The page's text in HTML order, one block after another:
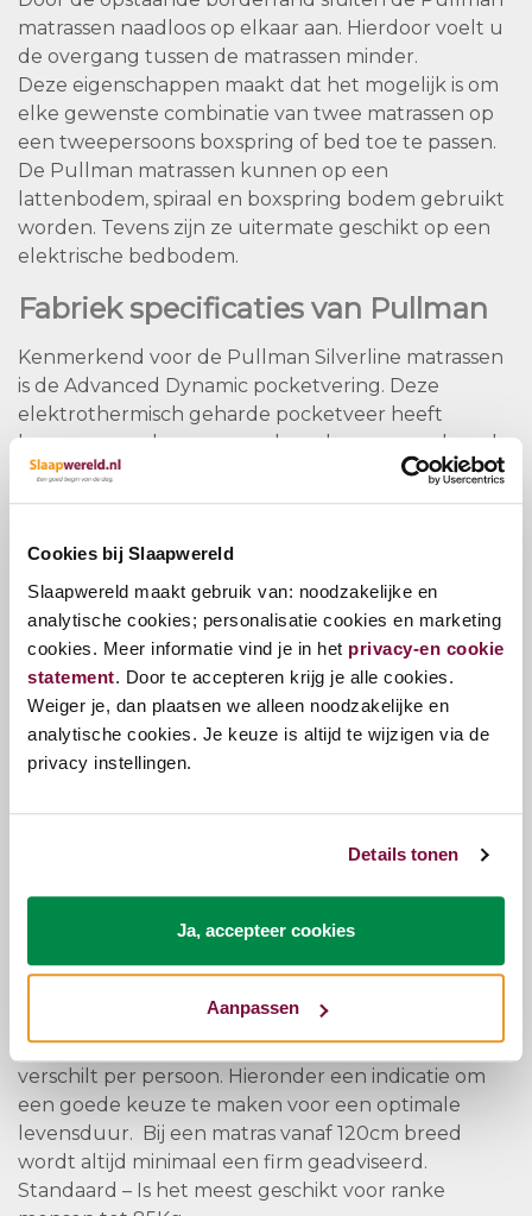
Cookies bij Slaapwereld
Slaapwereld maakt gebruik van: noodzakelijke en
analytische cookies; personalisatie cookies en marketing
cookies. Meer informatie vind je in het privacy-en cookie
statement. Door te accepteren krijg je alle cookies.
Weiger je, dan plaatsen we alleen noodzakelijke en
analytische cookies. Je keuze is altijd te wijzigen via de
privacy instellingen.
Details tonen
Ja, accepteer cookies
Aanpassen
matrassen naadloos op elkaar aan. Hierdoor voelt u
de overgang tussen de matrassen minder.
Deze eigenschappen maakt dat het mogelijk is om
elke gewenste combinatie van twee matrassen op
een tweepersoons boxspring of bed toe te passen.
De Pullman matrassen kunnen op een
lattenbodem, spiraal en boxspring bodem gebruikt
worden. Tevens zijn ze uitermate geschikt op een
elektrische bedbodem.
Fabriek specificaties van Pullman
Kenmerkend voor de Pullman Silverline matrassen
is de Advanced Dynamic pocketvering. Deze
elektrothermisch geharde pocketveer heeft
boven- en onderaan meerdere slagen, waardoor de
veer tot in de lengte van jaren actief op je lichaam
reageert.
• Advanced Dynamic Pocketvering
drukverdeler
• Tijk van elastische stretch met Sensity®
behandeling
• 7-zone pocketveer
De hoogwaardige, elastische stretch bekledingstof
is volgens de Sensity® technologie behandeld met
probiotica, die op natuurlijke wijze ervoor zorgen
doorgestikt bestaat uit wol, zijde en katoen. De
draagt bij aan een goede warmtehuishouding.
Pullman Matras Hardheden
Hoe de verschillende hardheden ervaren worden
verschilt per persoon. Hieronder een indicatie om
een goede keuze te maken voor een optimale
levensduur. Bij een matras vanaf 120cm breed
wordt altijd minimaal een firm geadviseerd.
Standaard – Is het meest geschikt voor ranke